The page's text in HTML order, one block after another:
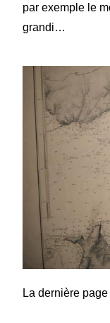
par exemple le
grandi…
La dernière